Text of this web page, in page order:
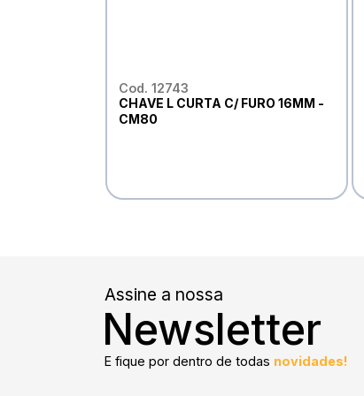
Cod. 12743
CHAVE L CURTA C/ FURO 16MM -
CM80
Assine a nossa
Newsletter
E fique por dentro de todas novidades!